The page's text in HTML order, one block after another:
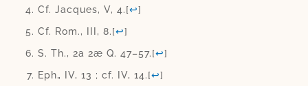
Cf. Jacques, V, 4.[↩]
Cf. Rom., III, 8.[↩]
S. Th., 2a 2æ Q. 47–57.[↩]
Eph„ IV, 13 ; cf. IV, 14.[↩]